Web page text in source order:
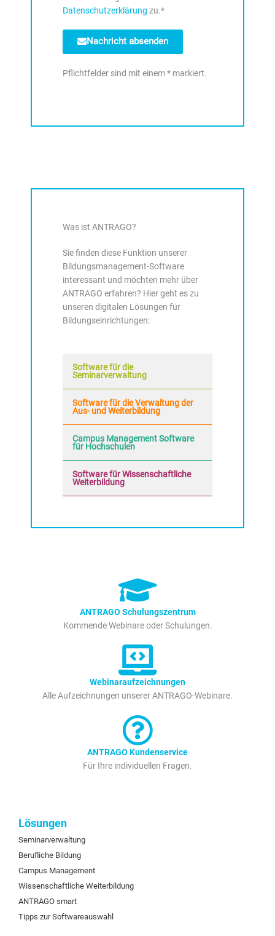
Datenschutzerklärung zu.*
Nachricht absenden
Pflichtfelder sind mit einem * markiert.
Was ist ANTRAGO?
Sie finden diese Funktion unserer
Bildungsmanagement-Software
interessant und möchten mehr über
ANTRAGO erfahren? Hier geht es zu
unseren digitalen Lösungen für
Bildungseinrichtungen:
Software für die
Seminarverwaltung
Software für die Verwaltung der
Aus- und Weiterbildung
Campus Management Software
für Hochschulen
Software für Wissenschaftliche
Weiterbildung
ANTRAGO Schulungszentrum
Kommende Webinare oder Schulungen.
Webinaraufzeichnungen
Alle Aufzeichnungen unserer ANTRAGO-Webinare.
ANTRAGO Kundenservice
Für Ihre individuellen Fragen.
Lösungen
Seminarverwaltung
Berufliche Bildung
Campus Management
Wissenschaftliche Weiterbildung
ANTRAGO smart
Tipps zur Softwareauswahl